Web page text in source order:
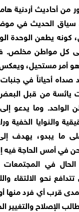
من أحاديث أردنية
سياق الحديث في
كونه يطعن الوحدة
كل مواطن مخلص.
أمر مستحيل، ويعكس
صداه أحياناً في
يائسة من قبل
الواحد. وما يدعو
والنوايا الخفية
ما يبدو، يهدف
في أمس الحاجة فيه
في المجتمعات
تتدافع نحو الالتقاء
بمدى قرب أي فرد منها
الإصلاح والتغيير